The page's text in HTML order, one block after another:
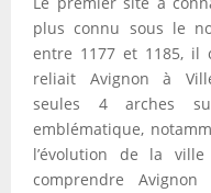
plus connu sous le
entre 1177 et 1185, il
reliait Avignon à
seules 4 arches
emblématique,
l’évolution de la
comprendre